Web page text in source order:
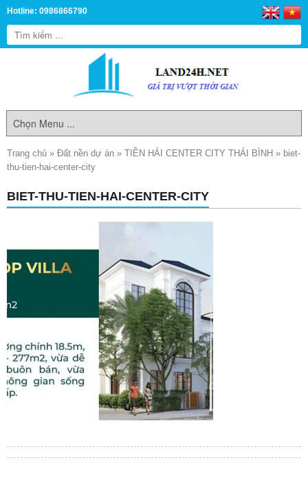
Hotline: 0986866790
Trang chủ » Đất nền dự án » TIỀN HẢI CENTER CITY THÁI BÌNH » biet-
thu-tien-hai-center-city
BIET-THU-TIEN-HAI-CENTER-CITY